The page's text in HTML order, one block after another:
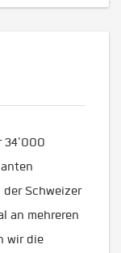
34'000
Schweizer
an mehreren
wir die